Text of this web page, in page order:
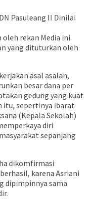
rekan Media ini
yang dituturkan oleh
asal asalan,
besar dana per
gedung yang kuat
itu, sepertinya ibarat
(Kepala Sekolah)
diri
sepanjang
dikomfirmasi
karena Asriani
dipimpinnya sama